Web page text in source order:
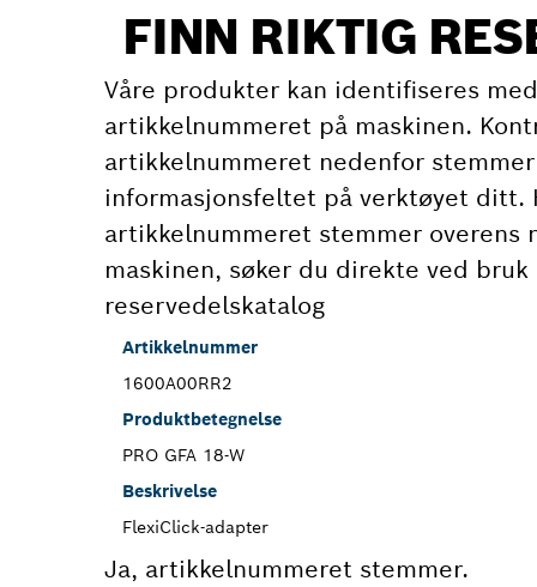
FINN RIKTIG
Våre produkter kan identifiseres
artikkelnummeret på maskinen.
artikkelnummeret nedenfor
informasjonsfeltet på verktøyet ditt.
artikkelnummeret stemmer overens
maskinen, søker du direkte ved bruk
reservedelskatalog
Artikkelnummer
1600A00RR2
Produktbetegnelse
PRO GFA 18-W
Beskrivelse
FlexiClick-adapter
Ja, artikkelnummeret stemmer.